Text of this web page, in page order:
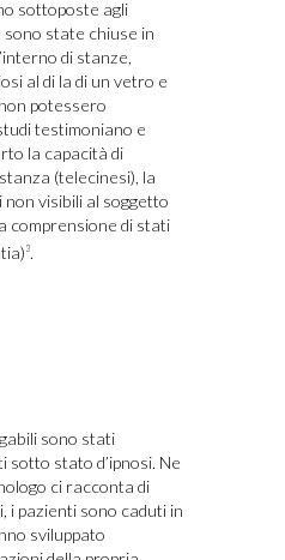
sottoposte agli
state chiuse in
di stanze,
al di la di un vetro e
potessero
testimoniano e
la capacità di
(telecinesi), la
visibili al soggetto
comprensione di stati
3.
sono stati
sotto stato d’ipnosi. Ne
ci racconta di
i pazienti sono caduti in
sviluppato